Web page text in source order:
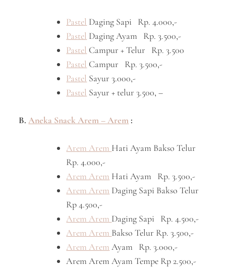
Pastel Daging Sapi Rp. 4.000,-
Pastel Daging Ayam Rp. 3.500,-
Pastel Campur + Telur Rp. 3.500
Pastel Campur Rp. 3.500,-
Pastel Sayur 3.000,-
Pastel Sayur + telur 3.500, –
B.Aneka Snack Arem – Arem :
Arem Arem Hati Ayam Bakso Telur
Rp. 4.000,-
Arem Arem Hati Ayam Rp. 3.500,-
Arem Arem Daging Sapi Bakso Telur
Rp 4.500,-
Arem Arem Daging Sapi Rp. 4.500,-
Arem Arem Bakso Telur Rp. 3.500,-
Arem Arem Ayam Rp. 3.000,-
Arem Arem Ayam Tempe Rp 2.500,-